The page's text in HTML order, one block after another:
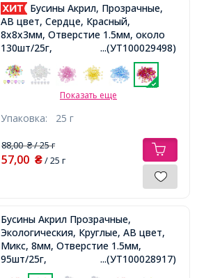
Бусины Акрил, Прозрачные,
АВ цвет, Сердце, Красный,
8х8х3мм, Отверстие 1.5мм, около
130шт/25г,
...(УТ100029498)
Показать еще
Упаковка: 25 г
88,00₴/ 25 г
57,00 ₴/ 25 г
Бусины Акрил Прозрачные,
Экологическия, Круглые, АВ цвет,
Микс, 8мм, Отверстие 1.5мм,
95шт/25г,
...(УТ100028917)